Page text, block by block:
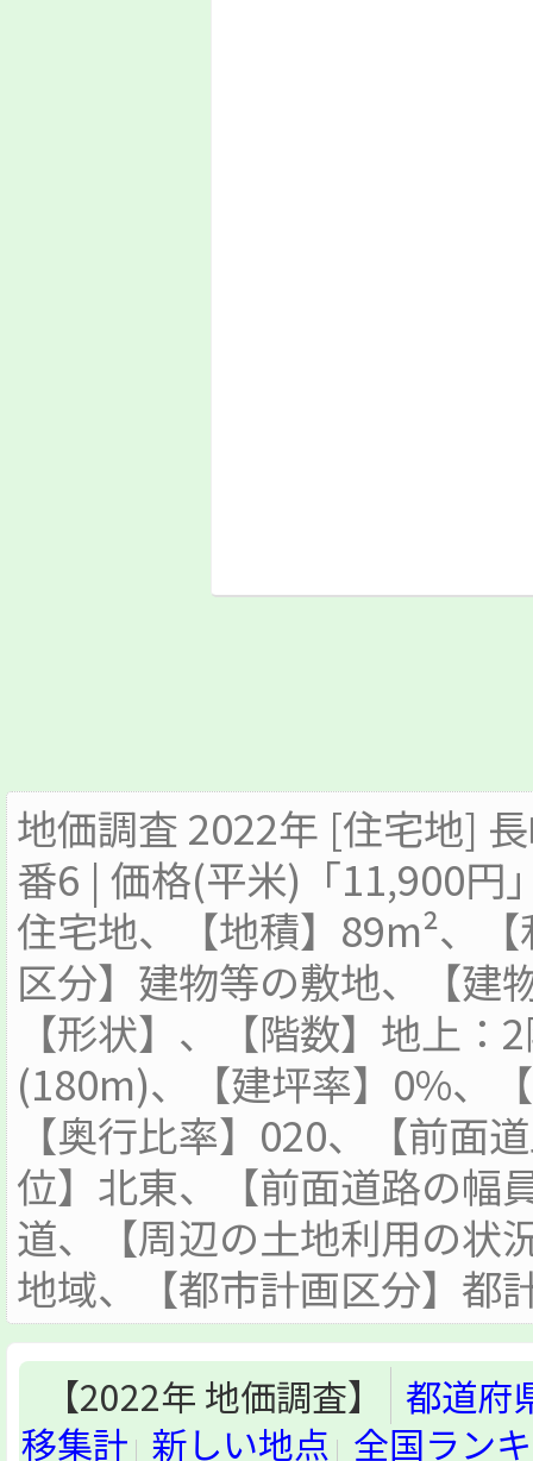
地価調査 2022年 [住宅地]
番6 | 価格(平米)「11,900円
住宅地、【地積】89m²、
区分】建物等の敷地、【建
【形状】、【階数】地上
(180m)、【建坪率】0%、
【奥行比率】020、【前面
位】北東、【前面道路の幅
道、【周辺の土地利用の状
地域、【都市計画区分】都
【2022年 地価調査】
都道府
移集計 新しい地点 全国ラン